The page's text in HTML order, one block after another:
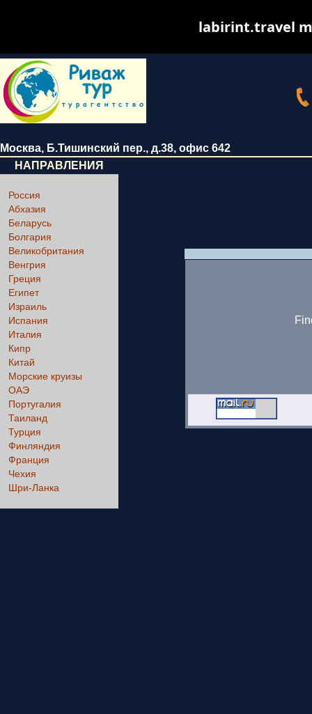
Москва, Б.Тишинский пер., д.38, офис 642
НАПРАВЛЕНИЯ
Россия
Абхазия
Беларусь
Болгария
Великобритания
Венгрия
Греция
Египет
Израиль
Испания
Италия
Кипр
Китай
Морские круизы
ОАЭ
Португалия
Таиланд
Турция
Финляндия
Франция
Чехия
Шри-Ланка
labirint.travel